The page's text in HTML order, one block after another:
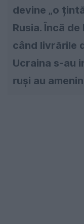
devine „o
Rusia. Încă
când livrările
Ucraina s-au
ruși au